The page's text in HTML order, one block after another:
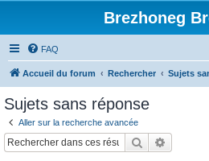
Brezhoneg
FAQ
Accueil du forum Rechercher Sujets
Sujets sans réponse
Aller sur la recherche avancée
Rechercher